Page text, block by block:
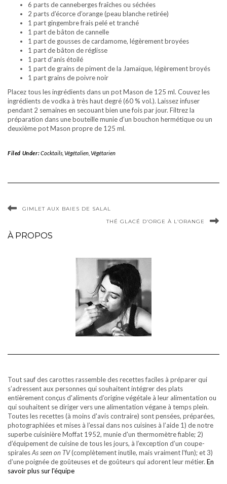
6 parts de canneberges fraîches ou séchées
2 parts d’écorce d’orange (peau blanche retirée)
1 part gingembre frais pelé et tranché
1 part de bâton de cannelle
1 part de gousses de cardamome, légèrement broyées
1 part de bâton de réglisse
1 part d’anis étoilé
1 part de grains de piment de la Jamaïque, légèrement broyés
1 part grains de poivre noir
Placez tous les ingrédients dans un pot Mason de 125 ml. Couvez les
ingrédients de vodka à très haut degré (60 % vol.). Laissez infuser
pendant 2 semaines en secouant bien une fois par jour. Filtrez la
préparation dans une bouteille munie d’un bouchon hermétique ou un
deuxième pot Mason propre de 125 ml.
Filed Under:Cocktails, Végétalien, Végétarien
GIMLET AUX BAIES DE SALAL
THÉ GLACÉ D’ORGE À L’ORANGE
À PROPOS
Tout sauf des carottes rassemble des recettes faciles à préparer qui
s’adressent aux personnes qui souhaitent intégrer des plats
entièrement conçus d'aliments d’origine végétale à leur alimentation ou
qui souhaitent se diriger vers une alimentation végane à temps plein.
Toutes les recettes (à moins d'avis contraire) sont pensées, préparées,
photographiées et mises à l’essai dans nos cuisines à l’aide 1) de notre
superbe cuisinière Moffat 1952, munie d'un thermomètre fiable; 2)
d’équipement de cuisine de tous les jours, à l’exception d’un coupe-
spiralesAs seen on TV(complètement inutile, mais vraiment l'fun); et 3)
d’une poignée de goûteuses et de goûteurs qui adorent leur métier. En
savoir plus sur l'équipe